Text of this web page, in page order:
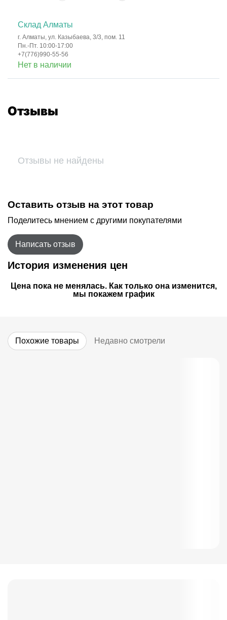
Склад Алматы
г. Алматы, ул. Казыбаева, 3/3, пом. 11
Пн.-Пт. 10:00-17:00
+7(776)990-55-56
Нет в наличии
Отзывы
Отзывы не найдены
Оставить отзыв на этот товар
Поделитесь мнением с другими покупателями
Написать отзыв
История изменения цен
Цена пока не менялась. Как только она изменится,
мы покажем график
Похожие товары Недавно смотрели